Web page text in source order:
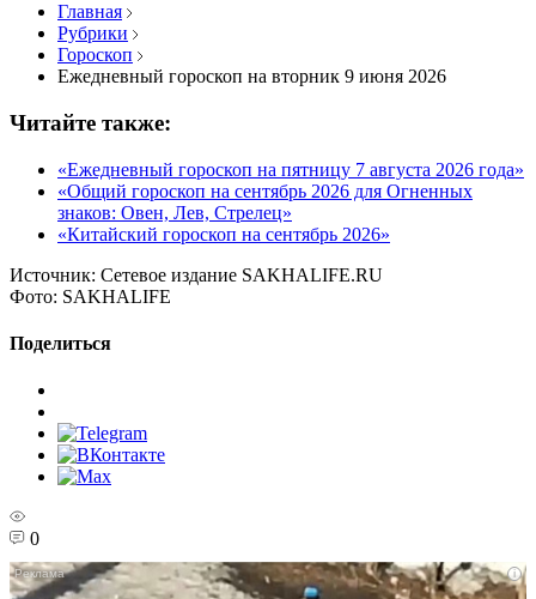
Главная
Рубрики
Гороскоп
Ежедневный гороскоп на вторник 9 июня 2026
Читайте также:
«Ежедневный гороскоп на пятницу 7 августа 2026 года»
«Общий гороскоп на сентябрь 2026 для Огненных
знаков: Овен, Лев, Стрелец»
«Китайский гороскоп на сентябрь 2026»
Источник: Сетевое издание SAKHALIFE.RU
Фото: SAKHALIFE
Поделиться
0
i